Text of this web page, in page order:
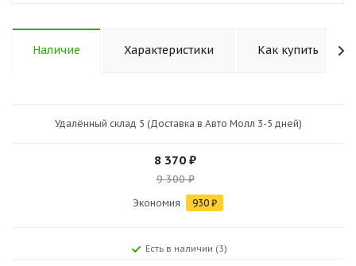
Наличие Характеристики Как купить
Удалённый склад 5 (Доставка в Авто Молл 3-5 дней)
8 370 ₽
9 300₽
Экономия 930 ₽
Есть в наличии (3)